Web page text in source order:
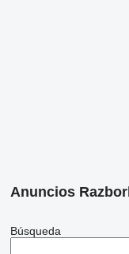
Anuncios
Búsqueda